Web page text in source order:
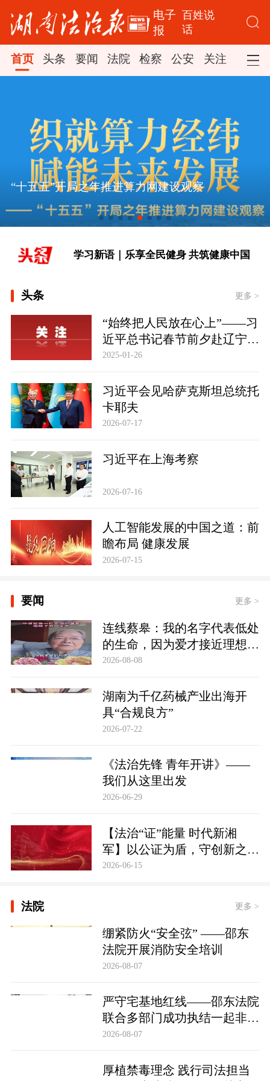
电子
报
百姓说
话
首页 头条 要闻 法院 检察 公安 关注 司法
“十五五”开局之年推进算力网建设观察
[健身的你 健康的你]
学习新语｜乐享全民健身 共筑健康中国
[总书记的人民情怀｜“让内需成为经济
发展的主动力”]
[健身的你 健康的你]
学习新语｜乐享全民健身 共筑健康中国
头条 更多 >
“始终把人民放在心上”——习
近平总书记春节前夕赴辽宁看
望慰问基层干部群众纪实
2025-01-26
习近平会见哈萨克斯坦总统托
卡耶夫
2026-07-17
习近平在上海考察
2026-07-16
人工智能发展的中国之道：前
瞻布局 健康发展
2026-07-15
要闻 更多 >
连线蔡皋：我的名字代表低处
的生命，因为爱才接近理想的
高地
2026-08-08
湖南为千亿药械产业出海开
具“合规良方”
2026-07-22
《法治先锋 青年开讲》——
我们从这里出发
2026-06-29
【法治“证”能量 时代新湘
军】以公证为盾，守创新之魂
湖南青年公证人为知识产权保
2026-06-15
法院 更多 >
绷紧防火“安全弦” ——邵东
法院开展消防安全培训
2026-08-07
严守宅基地红线——邵东法院
联合多部门成功执结一起非法
占用宅基地行政处罚案
2026-08-07
厚植禁毒理念 践行司法担当